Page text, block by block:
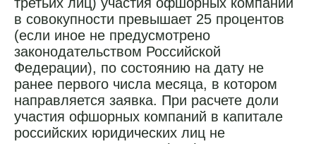
в совокупности превышает 25 процентов
(если иное не предусмотрено
законодательством Российской
Федерации), по состоянию на дату не
ранее первого числа месяца, в котором
направляется заявка. При расчете доли
участия офшорных компаний в капитале
российских юридических лиц не